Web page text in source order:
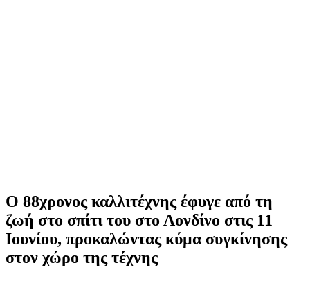
Ο 88χρονος καλλιτέχνης έφυγε από τη
ζωή στο σπίτι του στο Λονδίνο στις 11
Ιουνίου, προκαλώντας κύμα συγκίνησης
στον χώρο της τέχνης